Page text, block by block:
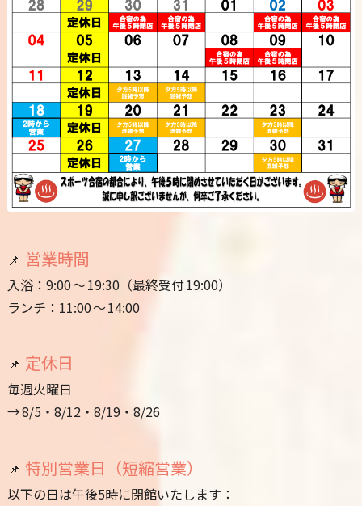
📌 営業時間
入浴：9:00 ～ 19:30（最終受付 19:00）
ランチ：11:00 ～ 14:00
📌 定休日
毎週火曜日
→ 8/5・8/12・8/19・8/26
📌 特別営業日（短縮営業）
以下の日は午後5時に閉館いたします：